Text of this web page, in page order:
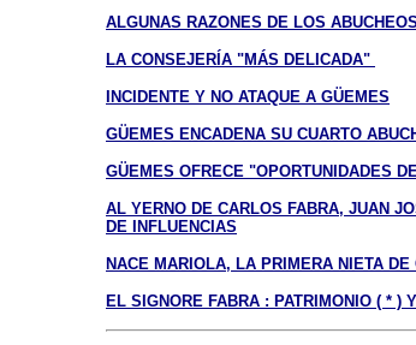
ALGUNAS RAZONES DE LOS
LA CONSEJERÍA "MÁS DELICADA"
INCIDENTE Y NO ATAQUE A GÜEMES
GÜEMES ENCADENA SU CUARTO
GÜEMES OFRECE "OPORTUNIDADES
AL YERNO DE CARLOS FABRA, JUAN
DE INFLUENCIAS
NACE MARIOLA, LA PRIMERA NIETA DE
EL SIGNORE FABRA : PATRIMONIO ( * )